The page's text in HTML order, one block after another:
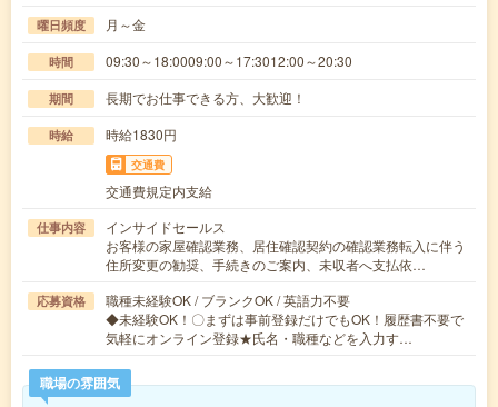
曜日頻度 月～金
時間 09:30～18:0009:00～17:3012:00～20:30
期間 長期でお仕事できる方、大歓迎！
時給 時給1830円
交通費
交通費規定内支給
仕事内容
インサイドセールス
お客様の家屋確認業務、居住確認契約の確認業務転入に伴う
住所変更の勧奨、手続きのご案内、未収者へ支払依…
応募資格
職種未経験OK / ブランクOK / 英語力不要
◆未経験OK！〇まずは事前登録だけでもOK！履歴書不要で
気軽にオンライン登録★氏名・職種などを入力す…
職場の雰囲気